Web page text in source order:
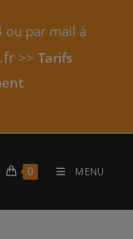
ou par mail à
>> Tarifs
0 MENU